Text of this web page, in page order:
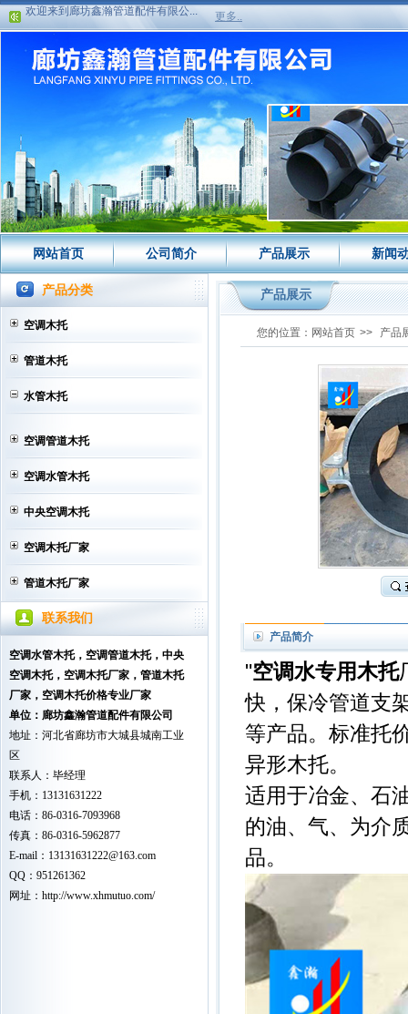
欢迎来到廊坊鑫瀚管道配件有限公...
更多..
网站首页 公司简介 产品展示 新闻
产品分类
空调木托
管道木托
水管木托
空调管道木托
空调水管木托
中央空调木托
空调木托厂家
管道木托厂家
联系我们
空调水管木托，空调管道木托，中央
空调木托，空调木托厂家，管道木托
厂家，空调木托价格专业厂家
单位：廊坊鑫瀚管道配件有限公司
地址：河北省廊坊市大城县城南工业
区
联系人：毕经理
手机：13131631222
电话：86-0316-7093968
传真：86-0316-5962877
E-mail： 13131631222@163.com
QQ：951261362
网址： http://www.xhmutuo.com/
产品展示
您的位置： 网站首页 >> 产品
产品简介
"空调水专用木托
快，保冷管道支
等产品。标准托
异形木托。
适用于冶金、石
的油、气、为介
品。